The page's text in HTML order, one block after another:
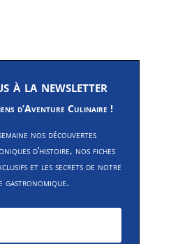
à la newsletter
d’Aventure Culinaire !
nos découvertes
d’histoire, nos fiches
et les secrets de notre
gastronomique.